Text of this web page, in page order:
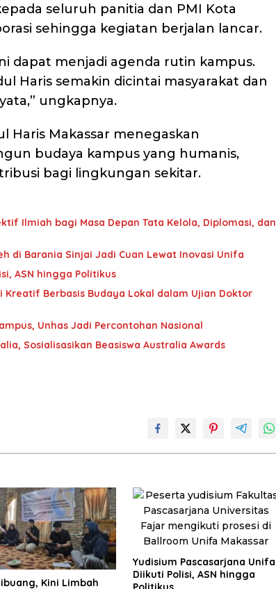
seluruh panitia dan PMI Kota
sehingga kegiatan berjalan lancar.
dapat menjadi agenda rutin kampus.
Haris semakin dicintai masyarakat dan
ungkapnya.
Haris Makassar menegaskan
budaya kampus yang humanis,
bagi lingkungan sekitar.
Ilmiah bagi Masa Depan Tata Kelola, Diplomasi, dan
di Barania Sinjai Jadi Cuan Lewat Inovasi Unifa
ASN hingga Politikus
Kreatif Berbasis Budaya Lokal dalam Ujian Doktor
Unhas Jadi Percontohan Nasional
Sosialisasikan Beasiswa Australia Awards
Kini Limbah
Yudisium Pascasarjana Unifa
Diikuti Polisi, ASN hingga